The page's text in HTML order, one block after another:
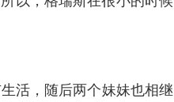
活，随后两个妹妹也相继